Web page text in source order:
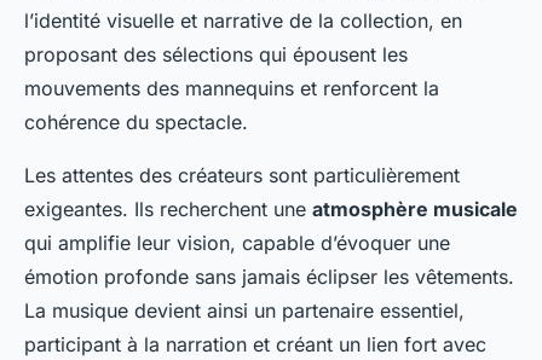
l’identité visuelle et narrative de la collection, en
proposant des sélections qui épousent les
mouvements des mannequins et renforcent la
cohérence du spectacle.
Les attentes des créateurs sont particulièrement
exigeantes. Ils recherchent une atmosphère musicale
qui amplifie leur vision, capable d’évoquer une
émotion profonde sans jamais éclipser les vêtements.
La musique devient ainsi un partenaire essentiel,
participant à la narration et créant un lien fort avec